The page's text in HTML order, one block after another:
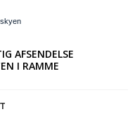
AFSENDELSE
I RAMME